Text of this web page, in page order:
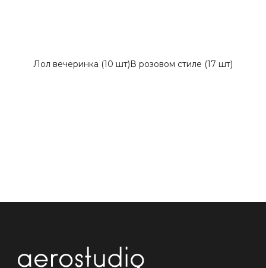
Лол вечеринка (10 шт)В розовом стиле (17 шт)